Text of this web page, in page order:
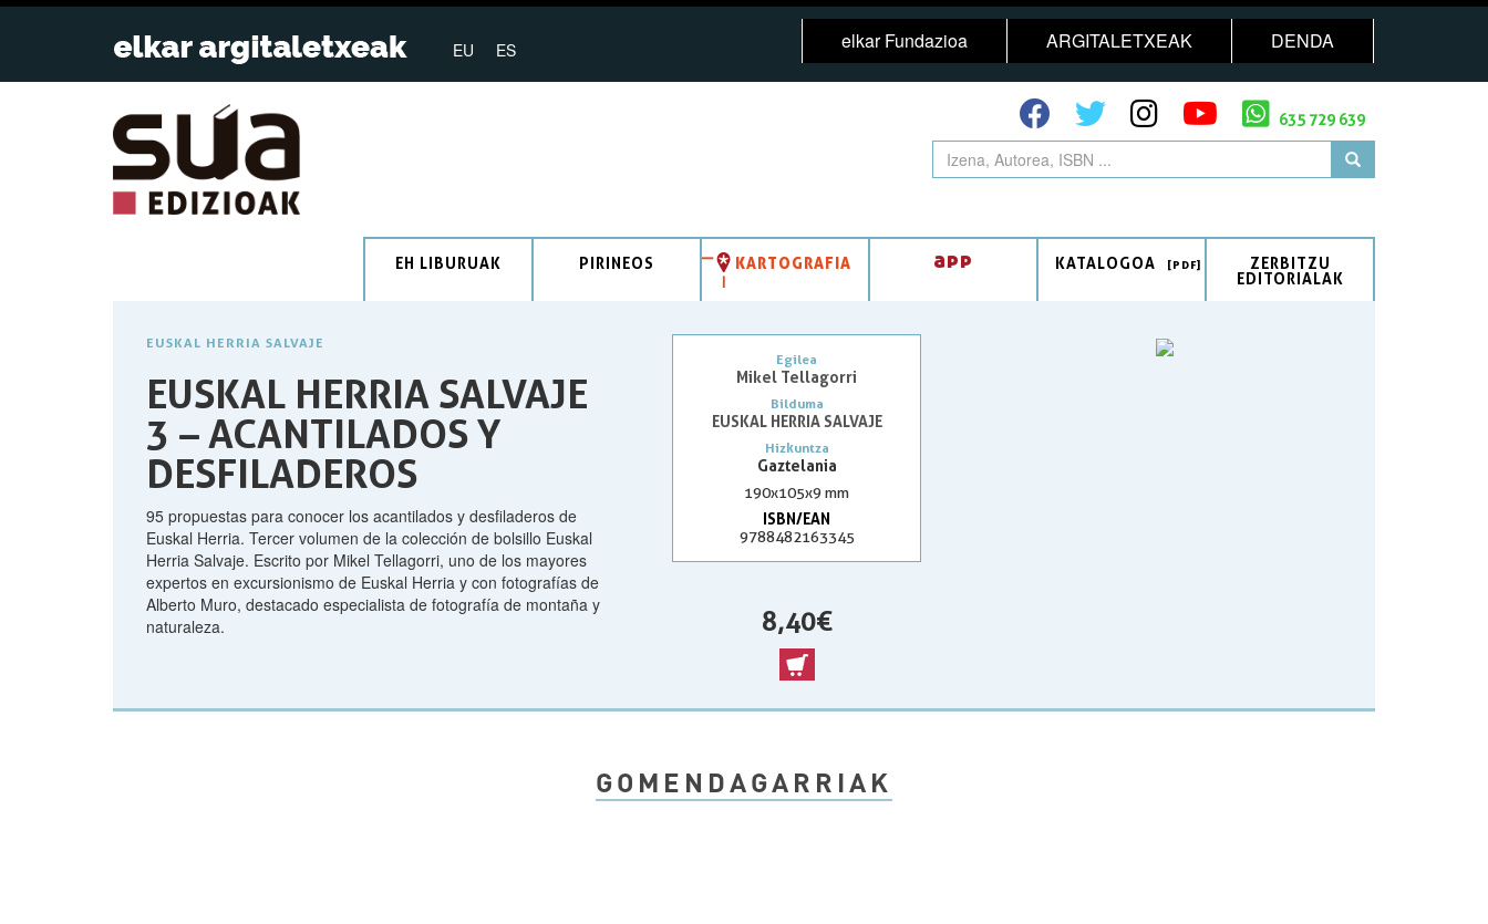
EU ES elkar Fundazioa ARGITALETXEAK DENDA
635 729 639
EH LIBURUAK PIRINEOS KARTOGRAFIA app KATALOGOA
ZERBITZU
EDITORIALAK
EUSKAL HERRIA SALVAJE
EUSKAL HERRIA SALVAJE
3 – ACANTILADOS Y
DESFILADEROS
95 propuestas para conocer los acantilados y desfiladeros de
Euskal Herria. Tercer volumen de la colección de bolsillo Euskal
Herria Salvaje. Escrito por Mikel Tellagorri, uno de los mayores
expertos en excursionismo de Euskal Herria y con fotografías de
Alberto Muro, destacado especialista de fotografía de montaña y
naturaleza.
Egilea
Mikel Tellagorri
Bilduma
EUSKAL HERRIA SALVAJE
Hizkuntza
Gaztelania
190x105x9 mm
ISBN/EAN
9788482163345
8,40 €
GOMENDAGARRIAK